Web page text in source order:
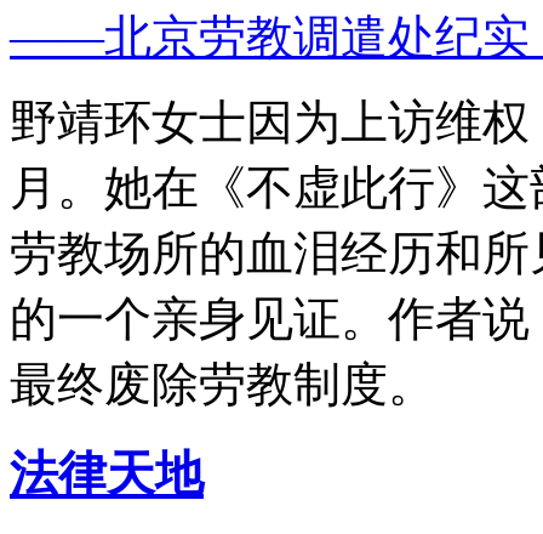
——北京劳教调遣处纪实
野靖环女士因为上访维
月。她在《不虚此行》
劳教场所的血泪经历和
的一个亲身见证。作者
最终废除劳教制度。
法律天地